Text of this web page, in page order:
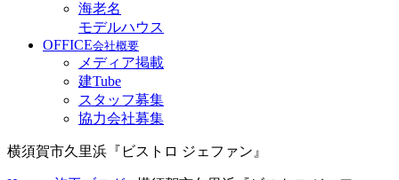
海老名
モデルハウス
OFFICE会社概要
メディア掲載
建Tube
スタッフ募集
協力会社募集
横須賀市久里浜『ビストロ ジェファン』